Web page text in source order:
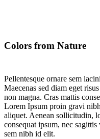
Colors from Nature
Pellentesque ornare sem
Maecenas sed diam eget
non magna. Cras mattis
Lorem Ipsum proin gravi
aliquet. Aenean sollicitudin,
consequat ipsum, nec
sem nibh id elit.